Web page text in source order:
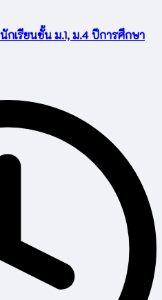
เรียนชั้น ม.1, ม.4 ปีการศึกษา